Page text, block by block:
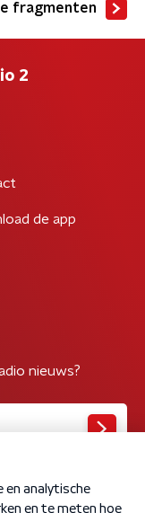
fragmenten
2
de app
nieuws?